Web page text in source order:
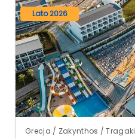
Lato 2026
Grecja / Zakynthos / Tragaki